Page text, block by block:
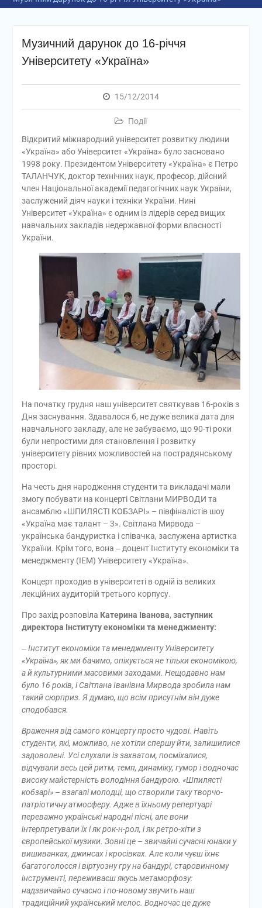
Музичний дарунок до 16-річчя
Університету «Україна»
15/12/2014
Події
Відкритий міжнародний університет розвитку людини
«Україна» або Університет «Україна» було засновано
1998 року. Президентом Університету «Україна» є Петро
ТАЛАНЧУК, доктор технічних наук, професор, дійсний
член Національної академії педагогічних наук України,
заслужений діяч науки і техніки України. Нині
Університет «Україна» є одним із лідерів серед вищих
навчальних закладів недержавної форми власності
України.
На початку грудня наш університет святкував 16-років з
Дня заснування. Здавалося б, не дуже велика дата для
навчального закладу, але не забуваємо, що 90-ті роки
були непростими для становлення і розвитку
університету рівних можливостей на пострадянському
просторі.
На честь дня народження студенти та викладачі мали
змогу побувати на концерті Світлани МИРВОДИ та
ансамблю «ШПИЛЯСТІ КОБЗАРІ» – півфіналістів шоу
«Україна має талант – 3». Світлана Мирвода –
українська бандуристка і співачка, заслужена артистка
України. Крім того, вона ‒ доцент Інституту економіки та
менеджменту (ІЕМ) Університету «Україна».
Концерт проходив в університеті в одній із великих
лекційних аудиторій третього корпусу.
Про захід розповіла Катерина Іванова, заступник
директора Інституту економіки та менеджменту:
‒Інститут економіки та менеджменту Університету
«Україна», як ми бачимо, опікується не тільки економікою,
а й культурними масовими заходами. Нещодавно нам
було 16 років, і Світлана Іванівна Мирвода зробила нам
такий сюрприз. Я думаю, що всім присутнім він дуже
сподобався.
Враження від самого концерту просто чудові. Навіть
студенти, які, можливо, не хотіли спершу йти, залишилися
задоволені. Усі слухали із захватом, посміхалися,
відчували весь цей ритм, темп, динаміку, гумор і водночас
високу майстерність володіння бандурою. «Шпилясті
кобзарі» – взагалі молодці, що створили таку творчо-
патріотичну атмосферу. Адже в їхньому репертуарі
переважно українські народні пісні, але вони
інтерпретували їх і як рок-н-рол, і як ретро-хіти з
європейської музики. Зовні це – звичайні сучасні юнаки у
вишиванках, джинсах і кросівках. Але коли чуєш їхнє
багатоголосся і віртуозну гру на бандурі, старовинному
інструменті, переживаєш якусь метаморфозу:
надзвичайно сучасно і по-новому звучить наш
традиційний український мелос. Водночас це дуже